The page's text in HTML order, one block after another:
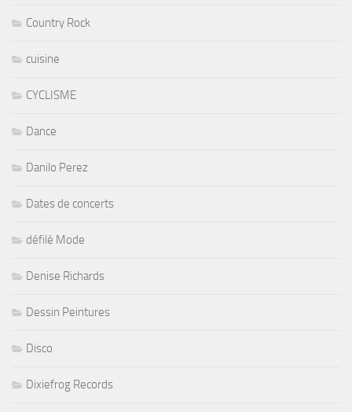
Country Rock
cuisine
CYCLISME
Dance
Danilo Perez
Dates de concerts
défilé Mode
Denise Richards
Dessin Peintures
Disco
Dixiefrog Records